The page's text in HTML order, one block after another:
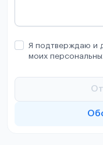
Я подтверждаю и
моих